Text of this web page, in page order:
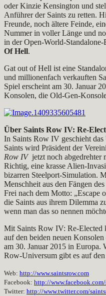
oder Kinzie Kensington und
Anführer der Saints zu retten.
Freunde, noch ältere Feinde,
Nummer in voller Länge und
in der Open-World-Standalone-
Of Hell.
Gat out of Hell ist eine
und millionenfach verkauften
Spiel erscheint am 30. Januar
Konsolen, die Old-Gen-
Über Saints Row IV: Re-
In Saints Row IV geschieht
Saints wird Präsident der
Row IV jetzt noch abgedrehter
Richtig, eine krasse Alien-
bizarren Steelport-Simulation.
Menschheit aus den Fängen
Frei nach dem Motto: „Escape
die Saints aus ihrem Dilemma
wenn man das so nennen
Mit Saints Row IV: Re-Elected
auf den beiden neuen
am 30. Januar 2015 in Europa.
Row-Universum gibt es auf
Web: http://www.saintsrow.com
Facebook: http://www.facebook.com/
Twitter: http://www.twitter.com/